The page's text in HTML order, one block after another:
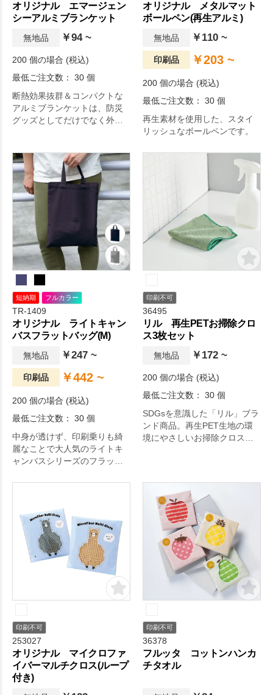
オリジナル エマージェン
シーアルミブランケット
無地品 ￥94 ~
200 個の場合 (税込)
最低ご注文数： 30 個
断熱効果抜群＆コンパクトな
アルミブランケットは、防災
グッズとしてだけでなく外出
オリジナル メタルマット
ボールペン(再生アルミ)
無地品 ￥110 ~
印刷品 ￥203 ~
200 個の場合 (税込)
最低ご注文数： 30 個
再生素材を使用した、スタイ
リッシュなボールペンです。
短納期 フルカラー
TR-1409
オリジナル ライトキャン
バスフラットバッグ(M)
無地品 ￥247 ~
印刷品 ￥442 ~
200 個の場合 (税込)
最低ご注文数： 30 個
中身が透けず、印刷乗りも綺
麗なことで大人気のライトキ
ャンバスシリーズのフラット
印刷不可
36495
リル 再生PETお掃除クロ
ス3枚セット
無地品 ￥172 ~
200 個の場合 (税込)
最低ご注文数： 30 個
SDGsを意識した「リル」ブラ
ンド商品。再生PET生地の環
境にやさしいお掃除クロス。3
印刷不可
253027
オリジナル マイクロファ
イバーマルチクロス(ループ
付き)
印刷不可
36378
フルッタ コットンハンカ
チタオル